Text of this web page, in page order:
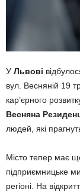
У Львові
вул. Весняній 19
кар’єрного
Весняна
людей, які
Місто тепер має
підприємницьке
регіоні. На